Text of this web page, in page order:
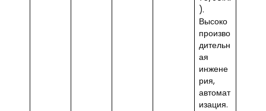
).
Высоко
произво
дительн
ая
инжене
рия,
автомат
изация.